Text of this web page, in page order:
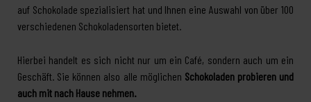
auf Schokolade spezialisiert hat und Ihnen eine Auswahl von über 100
verschiedenen Schokoladensorten bietet.
Hierbei handelt es sich nicht nur um ein Café, sondern auch um ein
Geschäft. Sie können also alle möglichen Schokoladen probieren und
auch mit nach Hause nehmen.